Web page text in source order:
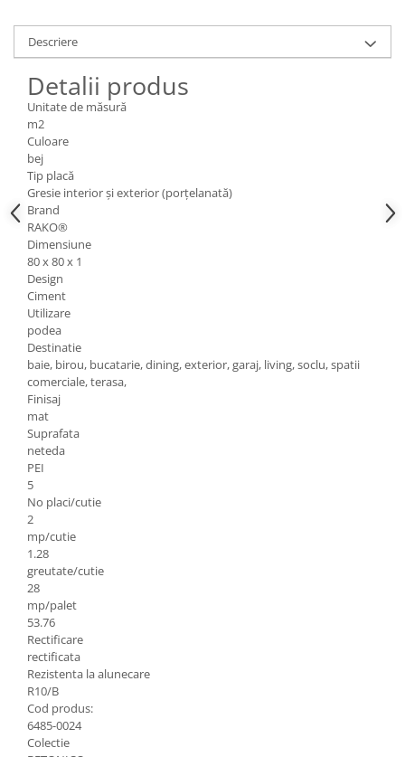
Jardiniere
Mobilier modular
Pas Japonez
Pervaz geam piatra compozita
Placi ceramice de exterior
Produse auxiliare
Rigole
Trepte
Gresie si faianta
Faianta
Gresie
Piatra decorativa
Accesorii distribuitoare
Acoperis
Accesorii tigla/tabla
Tabla cutata
Tigla ceramica
Tigla metalica
Amenajari interioare
BCA
Boltari din beton
Caramida
Caramida aparenta
Caramida Porotherm
Cărămidă Brikston
Cărămidă Cemacon
Electrocasnice
Elemente pentru gradina
Descriere
Detalii produs
Unitate de măsură
m2
Culoare
bej
Tip placă
Gresie interior și exterior (porțelanată)
Brand
RAKO®
Dimensiune
80 x 80 x 1
Design
Ciment
Utilizare
podea
Destinatie
baie, birou, bucatarie, dining, exterior, garaj, living, soclu, spatii
comerciale, terasa,
Finisaj
mat
Suprafata
neteda
PEI
5
No placi/cutie
2
mp/cutie
1.28
greutate/cutie
28
mp/palet
53.76
Rectificare
rectificata
Rezistenta la alunecare
R10/B
Cod produs:
6485-0024
Colectie